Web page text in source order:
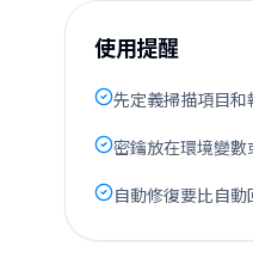
使用提醒
先定義掃描項目和
密鑰放在環境變數
自動修復要比自動